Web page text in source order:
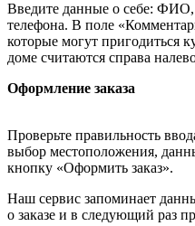
Введите данные о себе: ФИО,
телефона. В поле
которые могут пригодиться
доме считаются справа
Оформление заказа
Проверьте правильность
выбор местоположения,
кнопку «Оформить заказ».
Наш сервис запоминает
о заказе и в следующий раз